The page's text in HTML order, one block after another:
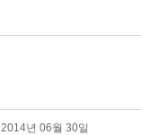
2014년 06월 30일